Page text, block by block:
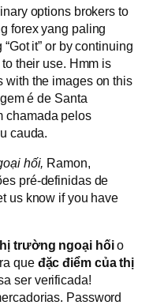
options brokers to
forex yang paling
it” or by continuing
their use. Hmm is
with the images on this
é de Santa
chamada pelos
cauda.
hối, Ramon,
pré-definidas de
us know if you have
trường ngoại hốio
que đặc điểm của thị
ser verificada!
Password